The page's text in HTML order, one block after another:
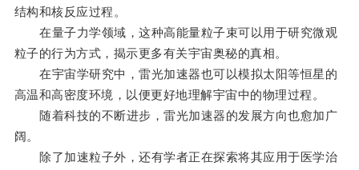
结构和核反应过程。
在量子力学领域，这种高能量粒子束可以用于研究微观
粒子的行为方式，揭示更多有关宇宙奥秘的真相。
在宇宙学研究中，雷光加速器也可以模拟太阳等恒星的
高温和高密度环境，以便更好地理解宇宙中的物理过程。
随着科技的不断进步，雷光加速器的发展方向也愈加广
阔。
除了加速粒子外，还有学者正在探索将其应用于医学治